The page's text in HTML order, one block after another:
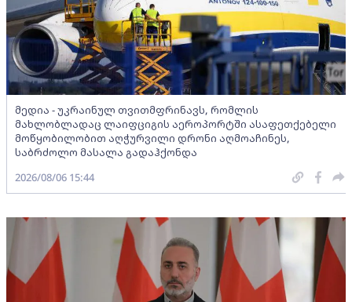
მედია - უკრაინულ თვითმფრინავს, რომლის
მახლობლადაც ლაიფციგის აეროპორტში ასაფეთქებელი
მოწყობილობით აღჭურვილი დრონი აღმოაჩინეს,
საბრძოლო მასალა გადაჰქონდა
2026/08/06 15:44